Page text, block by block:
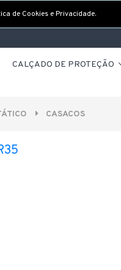
de Cookies e Privacidade.
CALÇADO DE PROTEÇÃO
CASACOS